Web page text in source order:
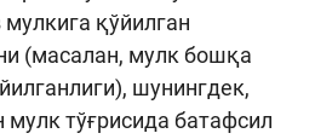
қўйилган
(масалан, мулк бошқа
шунингдек,
мулк тўғрисида батафсил